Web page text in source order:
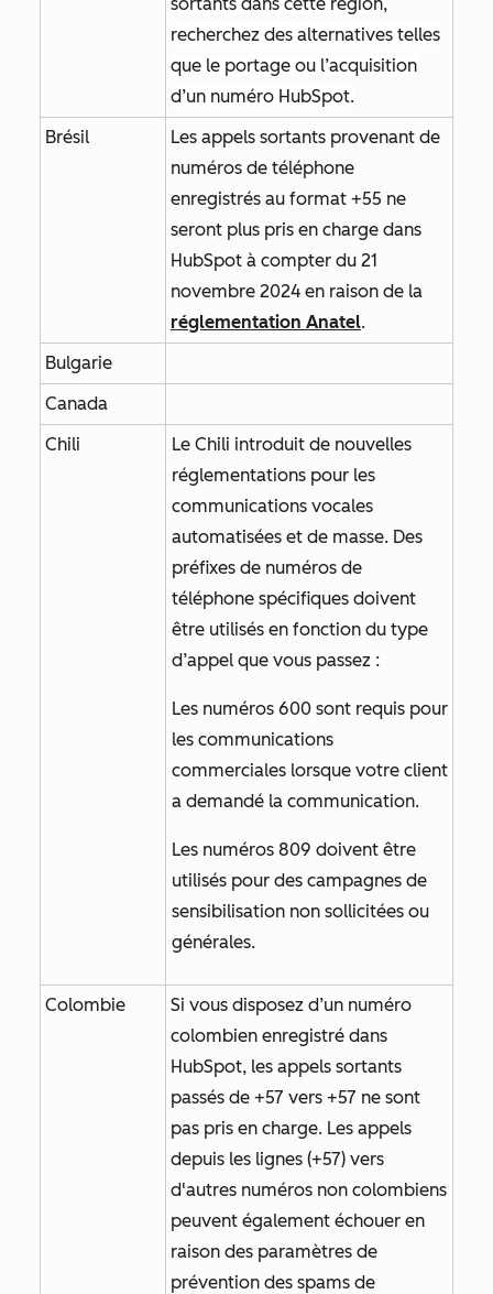
recherchez des alternatives telles
que le portage ou l’acquisition
d’un numéro HubSpot.
Brésil
Les appels sortants provenant de
numéros de téléphone
enregistrés au format +55 ne
seront plus pris en charge dans
HubSpot à compter du 21
novembre 2024 en raison de la
réglementation Anatel.
Bulgarie
Canada
Chili
Le Chili introduit de nouvelles
réglementations pour les
communications vocales
automatisées et de masse. Des
préfixes de numéros de
téléphone spécifiques doivent
être utilisés en fonction du type
d’appel que vous passez :
Les numéros 600 sont requis pour
les communications
commerciales lorsque votre client
a demandé la communication.
Les numéros 809 doivent être
utilisés pour des campagnes de
sensibilisation non sollicitées ou
générales.
Colombie
Si vous disposez d’un numéro
colombien enregistré dans
HubSpot, les appels sortants
passés de +57 vers +57 ne sont
pas pris en charge. Les appels
depuis les lignes (+57) vers
d'autres numéros non colombiens
peuvent également échouer en
raison des paramètres de
prévention des spams de